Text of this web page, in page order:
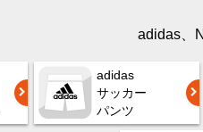
adidas、
adidas
サッカー
パンツ